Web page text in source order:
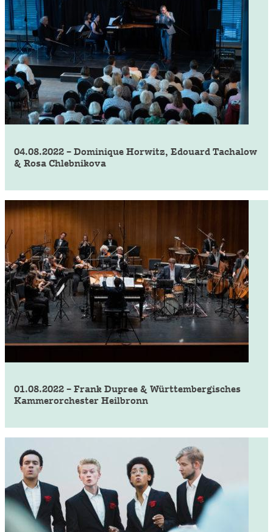
04.08.2022 – Dominique Horwitz, Edouard Tachalow
& Rosa Chlebnikova
01.08.2022 – Frank Dupree & Württembergisches
Kammerorchester Heilbronn